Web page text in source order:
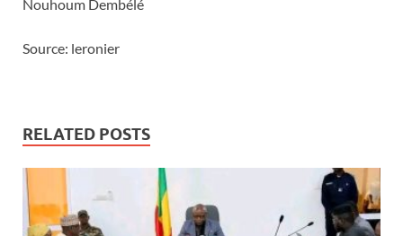
Nouhoum Dembélé
Source: leronier
RELATED POSTS